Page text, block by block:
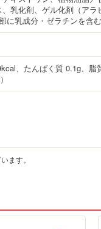
キストリン、植物油脂／
乳化剤、ゲル化剤（ア
に乳成分・ゼラチンを含む
、たんぱく質 0.1g、脂
ます。